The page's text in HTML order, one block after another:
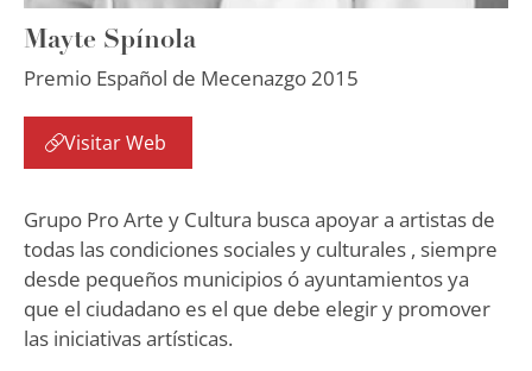
Mayte Spínola
Premio Español de Mecenazgo 2015
Visitar Web
Grupo Pro Arte y Cultura busca apoyar a artistas de
todas las condiciones sociales y culturales , siempre
desde pequeños municipios ó ayuntamientos ya
que el ciudadano es el que debe elegir y promover
las iniciativas artísticas.